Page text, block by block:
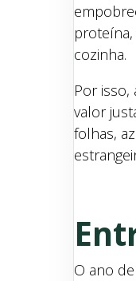
cozinha.
Por
valor
folhas,
O ano